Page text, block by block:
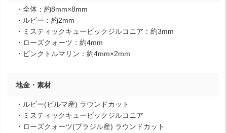
・全体：約8mm×8mm
・ルビー：約2mm
・ミスティックキュービックジルコニア：約3mm
・ローズクォーツ：約4mm
・ピンクトルマリン：約4mm×2mm
地金・素材
・ルビー(ビルマ産) ラウンドカット
・ミスティックキュービックジルコニア
・ローズクォーツ(ブラジル産) ラウンドカット